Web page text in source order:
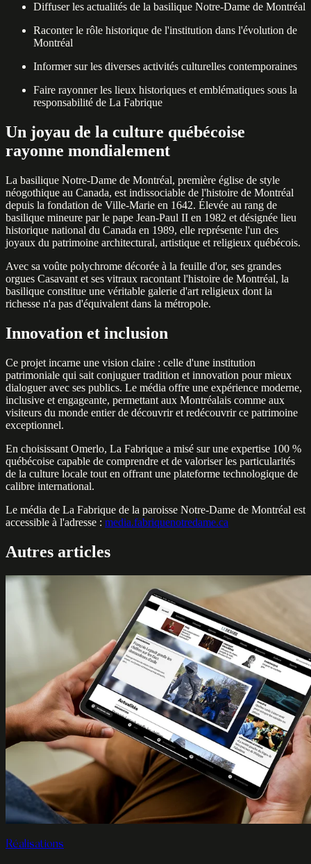
Diffuser les actualités de la basilique Notre-Dame de Montréal
Raconter le rôle historique de l'institution dans l'évolution de
Montréal
Informer sur les diverses activités culturelles contemporaines
Faire rayonner les lieux historiques et emblématiques sous la
responsabilité de La Fabrique
Un joyau de la culture québécoise
rayonne mondialement
La basilique Notre-Dame de Montréal, première église de style
néogothique au Canada, est indissociable de l'histoire de Montréal
depuis la fondation de Ville-Marie en 1642. Élevée au rang de
basilique mineure par le pape Jean-Paul II en 1982 et désignée lieu
historique national du Canada en 1989, elle représente l'un des
joyaux du patrimoine architectural, artistique et religieux québécois.
Avec sa voûte polychrome décorée à la feuille d'or, ses grandes
orgues Casavant et ses vitraux racontant l'histoire de Montréal, la
basilique constitue une véritable galerie d'art religieux dont la
richesse n'a pas d'équivalent dans la métropole.
Innovation et inclusion
Ce projet incarne une vision claire : celle d'une institution
patrimoniale qui sait conjuguer tradition et innovation pour mieux
dialoguer avec ses publics. Le média offre une expérience moderne,
inclusive et engageante, permettant aux Montréalais comme aux
visiteurs du monde entier de découvrir et redécouvrir ce patrimoine
exceptionnel.
En choisissant Omerlo, La Fabrique a misé sur une expertise 100 %
québécoise capable de comprendre et de valoriser les particularités
de la culture locale tout en offrant une plateforme technologique de
calibre international.
Le média de La Fabrique de la paroisse Notre-Dame de Montréal est
accessible à l'adresse : media.fabriquenotredame.ca
Autres articles
Réalisations